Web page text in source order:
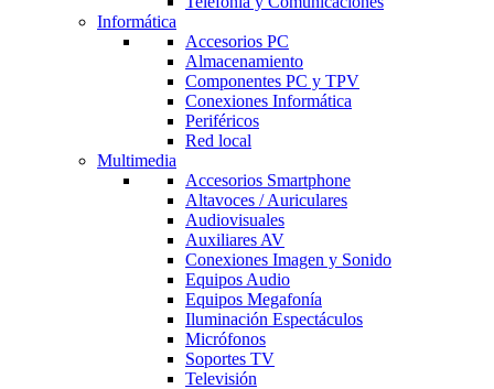
Informática
Accesorios PC
Almacenamiento
Componentes PC y TPV
Conexiones Informática
Periféricos
Red local
Multimedia
Accesorios Smartphone
Altavoces / Auriculares
Audiovisuales
Auxiliares AV
Conexiones Imagen y Sonido
Equipos Audio
Equipos Megafonía
Iluminación Espectáculos
Micrófonos
Soportes TV
Televisión